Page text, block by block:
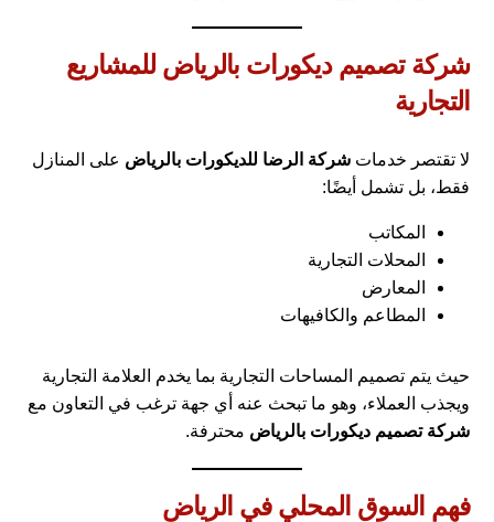
شركة تصميم ديكورات بالرياض للمشاريع
التجارية
لا تقتصر خدماتشركة الرضا للديكورات بالرياض على المنازل
فقط، بل تشمل أيضًا:
المكاتب
المحلات التجارية
المعارض
المطاعم والكافيهات
حيث يتم تصميم المساحات التجارية بما يخدم العلامة التجارية
ويجذب العملاء، وهو ما تبحث عنه أي جهة ترغب في التعاون مع
شركة تصميم ديكورات بالرياض محترفة.
فهم السوق المحلي في الرياض